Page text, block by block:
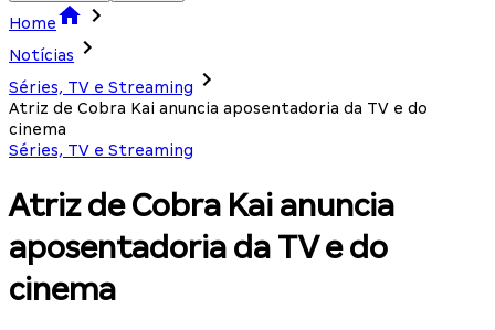
Home
Notícias
Séries, TV e Streaming
Atriz de Cobra Kai anuncia aposentadoria da TV e do
cinema
Séries, TV e Streaming
Atriz de Cobra Kai anuncia
aposentadoria da TV e do
cinema